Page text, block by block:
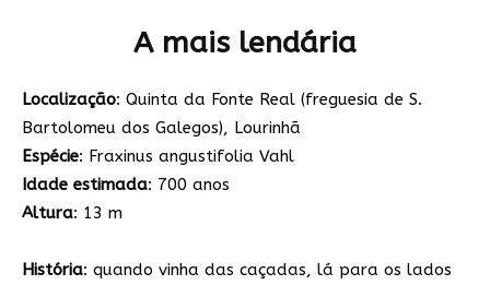
A mais lendária
Localização: Quinta da Fonte Real (freguesia de S.
Bartolomeu dos Galegos), Lourinhã
Espécie: Fraxinus angustifolia Vahl
Idade estimada: 700 anos
Altura: 13 m
História: quando vinha das caçadas, lá para os lados